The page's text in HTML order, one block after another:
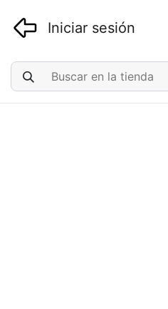
Iniciar sesión